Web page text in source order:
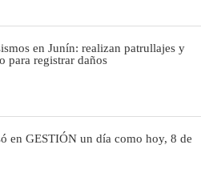
en Junín: realizan patrullajes y
para registrar daños
en GESTIÓN un día como hoy, 8 de